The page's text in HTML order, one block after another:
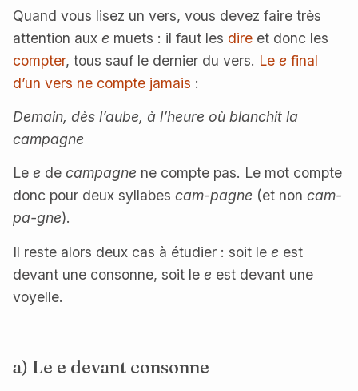
Quand vous lisez un vers, vous devez faire très
attention aux e muets : il faut les dire et donc les
compter, tous sauf le dernier du vers. Le e final
d’un vers ne compte jamais :
Demain, dès l’aube, à l’heure où blanchit la
campagne
Le e de campagne ne compte pas. Le mot compte
donc pour deux syllabes cam-pagne (et non cam-
pa-gne).
Il reste alors deux cas à étudier : soit le e est
devant une consonne, soit le e est devant une
voyelle.
a) Le e devant consonne